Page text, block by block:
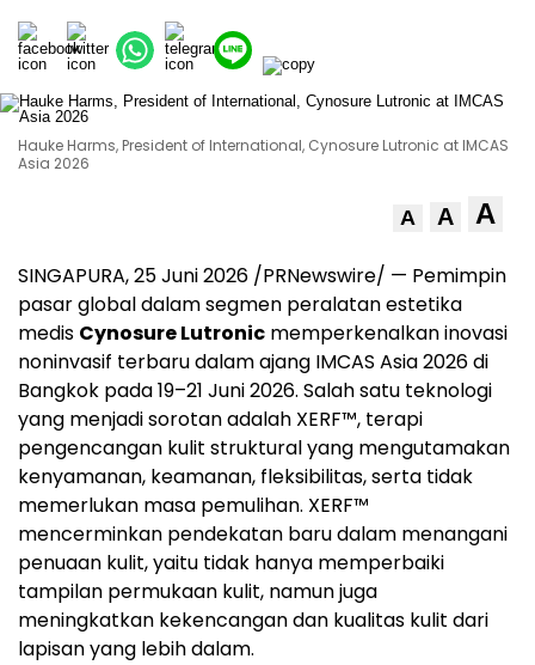
Hauke Harms, President of International, Cynosure Lutronic at IMCAS
Asia 2026
A A A
SINGAPURA, 25 Juni 2026 /PRNewswire/ — Pemimpin
pasar global dalam segmen peralatan estetika
medis Cynosure Lutronic memperkenalkan inovasi
noninvasif terbaru dalam ajang IMCAS Asia 2026 di
Bangkok pada 19–21 Juni 2026. Salah satu teknologi
yang menjadi sorotan adalah XERF™, terapi
pengencangan kulit struktural yang mengutamakan
kenyamanan, keamanan, fleksibilitas, serta tidak
memerlukan masa pemulihan. XERF™
mencerminkan pendekatan baru dalam menangani
penuaan kulit, yaitu tidak hanya memperbaiki
tampilan permukaan kulit, namun juga
meningkatkan kekencangan dan kualitas kulit dari
lapisan yang lebih dalam.